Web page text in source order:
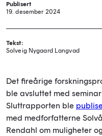
Publisert
19. desember 2024
Tekst:
Solveig Nygaard Langvad
Det fireårige
ble avsluttet med
Sluttrapporten ble
med medforfatterne
Rendahl om muligheter